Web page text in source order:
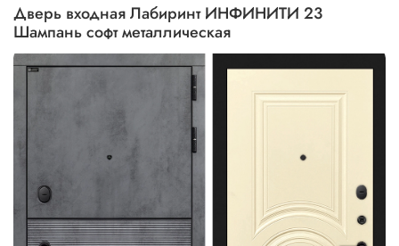
Дверь входная Лабиринт ИНФИНИТИ 23
Шампань софт металлическая